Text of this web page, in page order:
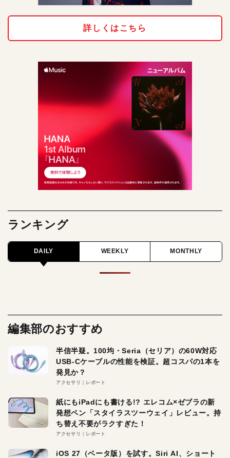
詳しくはこちら
ランキング
DAILY WEEKLY MONTHLY
編集部のおすすめ
半信半疑。100均・Seria（セリア）の60W対応
USB-Cケーブルの性能を検証。超コスパの1本を
発見か？
アクセサリ レポート
紙にもiPadにも書ける!? エレコム×ゼブラの新
発想ペン「スタイラスツーウェイ」レビュー。持
ち替え不要がラクすぎた！
アクセサリ レポート
iOS 27（ベータ版）を試す。Siri AI、ショート